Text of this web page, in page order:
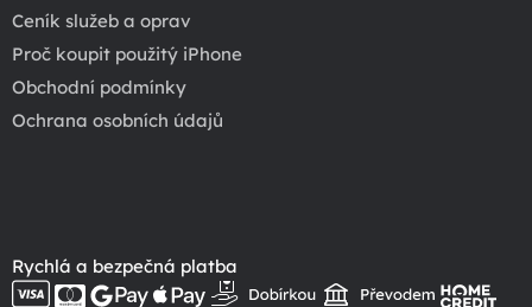
Ceník služeb a oprav
Proč koupit použitý iPhone
Obchodní podmínky
Ochrana osobních údajů
Rychlá a bezpečná platba